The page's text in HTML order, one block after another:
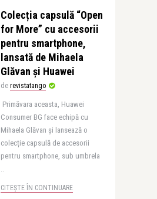
Colecția capsulă “Open
for More” cu accesorii
pentru smartphone,
lansată de Mihaela
Glăvan și Huawei
de revistatango
Primăvara aceasta, Huawei
Consumer BG face echipă cu
Mihaela Glăvan și lansează o
colecție capsulă de accesorii
pentru smartphone, sub umbrela
..
CITEȘTE ÎN CONTINUARE